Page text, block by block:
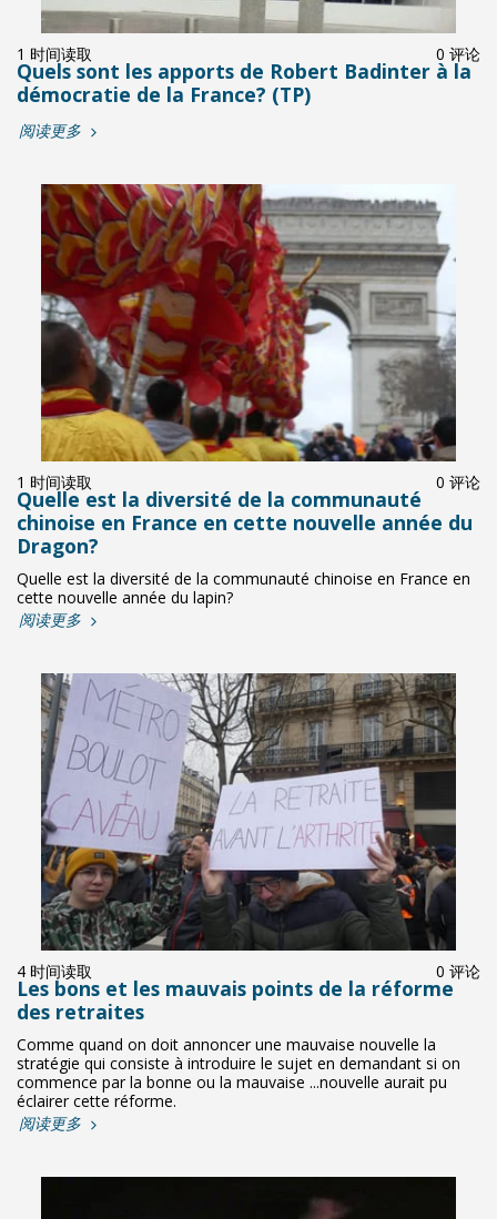
1 时间读取 0 评论
Quels sont les apports de Robert Badinter à la
démocratie de la France? (TP)
阅读更多
1 时间读取 0 评论
Quelle est la diversité de la communauté
chinoise en France en cette nouvelle année du
Dragon?
Quelle est la diversité de la communauté chinoise en France en
cette nouvelle année du lapin?
阅读更多
4 时间读取 0 评论
Les bons et les mauvais points de la réforme
des retraites
Comme quand on doit annoncer une mauvaise nouvelle la
stratégie qui consiste à introduire le sujet en demandant si on
commence par la bonne ou la mauvaise ...nouvelle aurait pu
éclairer cette réforme.
阅读更多